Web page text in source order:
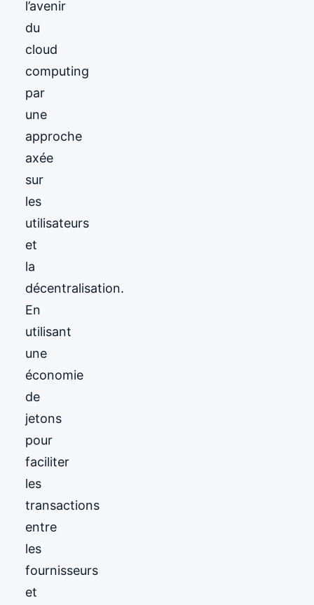
l’avenir
du
cloud
computing
par
une
approche
axée
sur
les
utilisateurs
et
la
décentralisation.
En
utilisant
une
économie
de
jetons
pour
faciliter
les
transactions
entre
les
fournisseurs
et